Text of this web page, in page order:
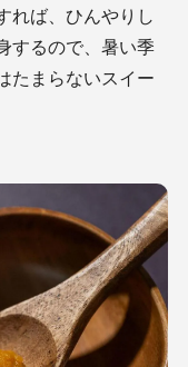
れば、ひんやりし
するので、暑い季
たまらないスイー